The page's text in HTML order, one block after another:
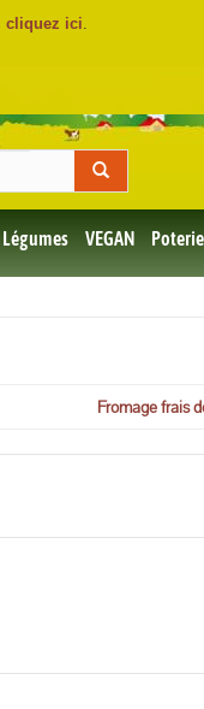
VEGAN
Fromage frais
cliquez ici.